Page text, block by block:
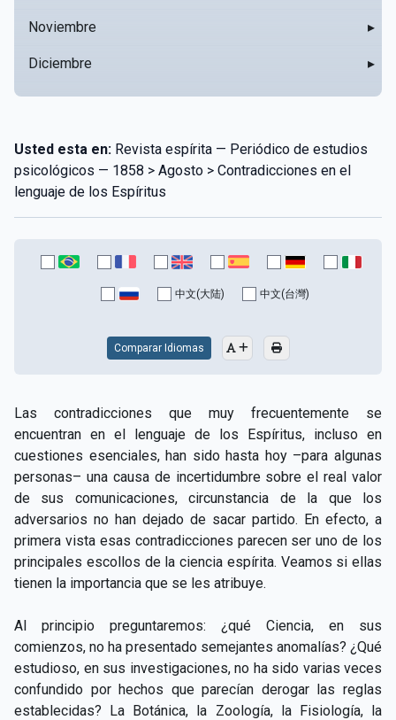
Noviembre ▸
Diciembre ▸
Usted esta en: Revista espírita — Periódico de estudios
psicológicos — 1858 > Agosto > Contradicciones en el
lenguaje de los Espíritus
中文(大陆) 中文(台灣)
Comparar Idiomas
Las contradicciones que muy frecuentemente se
encuentran en el lenguaje de los Espíritus, incluso en
cuestiones esenciales, han sido hasta hoy –para algunas
personas– una causa de incertidumbre sobre el real valor
de sus comunicaciones, circunstancia de la que los
adversarios no han dejado de sacar partido. En efecto, a
primera vista esas contradicciones parecen ser uno de los
principales escollos de la ciencia espírita. Veamos si ellas
tienen la importancia que se les atribuye.
Al principio preguntaremos: ¿qué Ciencia, en sus
comienzos, no ha presentado semejantes anomalías? ¿Qué
estudioso, en sus investigaciones, no ha sido varias veces
confundido por hechos que parecían derogar las reglas
establecidas? La Botánica, la Zoología, la Fisiología, la